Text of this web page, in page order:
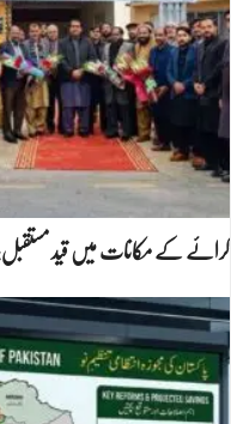
کرائے کے مکانات میں قید مستقبل: